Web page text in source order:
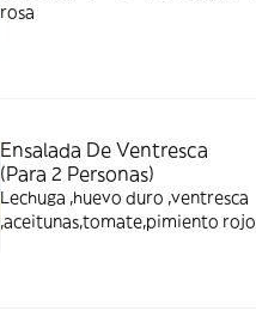
rosa
Ensalada De Ventresca
(Para 2 Personas)
Lechuga ,huevo duro ,ventresca
,aceitunas,tomate,pimiento rojo